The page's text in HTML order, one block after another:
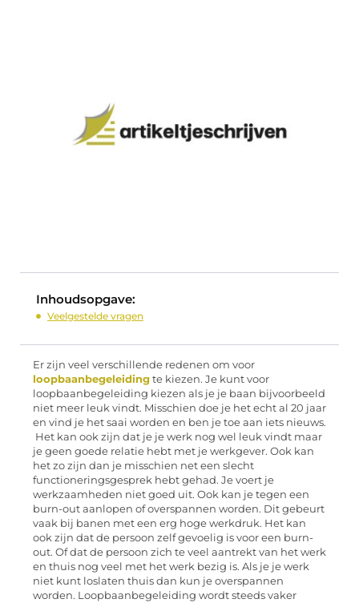
Inhoudsopgave:
Veelgestelde vragen
Er zijn veel verschillende redenen om voor
loopbaanbegeleiding te kiezen. Je kunt voor
loopbaanbegeleiding kiezen als je je baan bijvoorbeeld
niet meer leuk vindt. Misschien doe je het echt al 20 jaar
en vind je het saai worden en ben je toe aan iets nieuws.
Het kan ook zijn dat je je werk nog wel leuk vindt maar
je geen goede relatie hebt met je werkgever. Ook kan
het zo zijn dan je misschien net een slecht
functioneringsgesprek hebt gehad. Je voert je
werkzaamheden niet goed uit. Ook kan je tegen een
burn-out aanlopen of overspannen worden. Dit gebeurt
vaak bij banen met een erg hoge werkdruk. Het kan
ook zijn dat de persoon zelf gevoelig is voor een burn-
out. Of dat de persoon zich te veel aantrekt van het werk
en thuis nog veel met het werk bezig is. Als je je werk
niet kunt loslaten thuis dan kun je overspannen
worden. Loopbaanbegeleiding wordt steeds vaker